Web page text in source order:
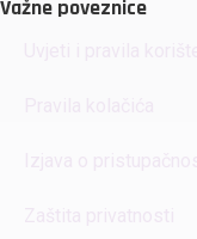
Važne poveznice